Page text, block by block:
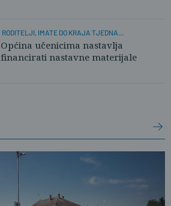
RODITELJI, IMATE DO KRAJA TJEDNA...
Općina učenicima nastavlja
financirati nastavne materijale